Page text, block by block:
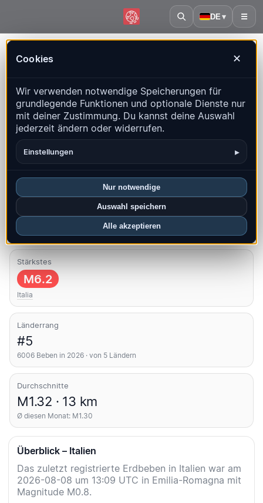
DE ▾ ☰
Cookies ✕
Wir verwenden notwendige Speicherungen für
grundlegende Funktionen und optionale Dienste nur
mit deiner Zustimmung. Du kannst deine Auswahl
jederzeit ändern oder widerrufen.
Einstellungen ▸
Nur notwendige
Auswahl speichern
Alle akzeptieren
Live-Karte, Statistiken und aktuelle Ereignisse
Historienkarte öffnen Neueste in diesem Land
Überblick
FAQ
Beben diesen Monat
402
Neueste UTC: 2026-08-08 13:09:59
Stärkstes
M6.2
Italia
Länderrang
#5
6006 Beben in 2026 · von 5 Ländern
Durchschnitte
M1.32 · 13 km
Ø diesen Monat: M1.30
Überblick – Italien
Das zuletzt registrierte Erdbeben in Italien war am
2026-08-08 um 13:09 UTC in Emilia-Romagna mit
Magnitude M0.8.